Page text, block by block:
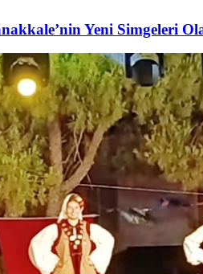
Yeni Simgeleri